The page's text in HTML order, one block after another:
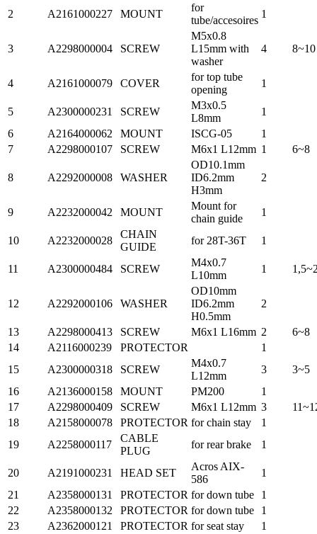
2 A2161000227 MOUNT
for
tube/accesoires
1
3 A2298000004 SCREW
M5x0.8
L15mm with
washer
4 8~10
4 A2161000079 COVER
for top tube
opening
1
5 A2300000231 SCREW
M3x0.5
L8mm
1
6
A2164000062 MOUNT ISCG-05
1
7
A2298000107 SCREW M6x1 L12mm 1 6~8
8 A2292000008 WASHER
OD10.1mm
ID6.2mm
H3mm
2
9 A2232000042 MOUNT
Mount for
chain guide
1
10 A2232000028
CHAIN
GUIDE
for 28T-36T 1
11 A2300000484 SCREW
M4x0.7
L10mm
1
12 A2292000106 WASHER
OD10mm
ID6.2mm
H0.5mm
2
13 A2298000413 SCREW M6x1 L16mm 2
6~8
14
A2116000239 PROTECTOR
1
15
A2300000318 SCREW
M4x0.7
L12mm
3
3~5
16
A2136000158 MOUNT PM200
1
17
A2298000409 SCREW M6x1 L12mm 3
18
A2158000078 PROTECTOR for chain stay
1
19
A2258000117
CABLE
PLUG
for rear brake 1
20 A2191000231 HEAD SET
Acros AIX-
586
1
21
A2358000131 PROTECTOR for down tube
1
22
A2358000132 PROTECTOR for down tube
1
23
A2362000121 PROTECTOR for seat stay 1